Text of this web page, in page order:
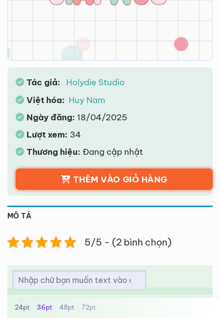
Tác giả:
Holydie Studio
Việt hóa: Huy Nam
Ngày đăng: 18/04/2025
Lượt xem: 34
Thương hiệu: Đang cập nhật
THÊM VÀO GIỎ HÀNG
MÔ TẢ
5/5 - (2 bình chọn)
24pt 36pt 48pt 72pt